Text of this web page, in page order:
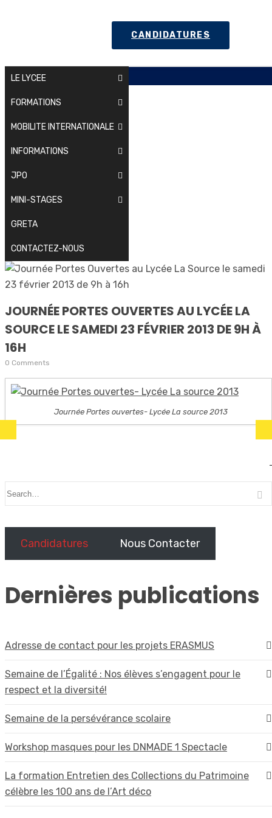
CANDIDATURES
LE LYCEE
FORMATIONS
MOBILITE INTERNATIONALE
INFORMATIONS
JPO
MINI-STAGES
GRETA
CONTACTEZ-NOUS
JOURNÉE PORTES OUVERTES AU LYCÉE LA
SOURCE LE SAMEDI 23 FÉVRIER 2013 DE 9H À
16H
0 Comments
Journée Portes ouvertes- Lycée La source 2013
Candidatures Nous Contacter
Dernières publications
Adresse de contact pour les projets ERASMUS
Semaine de l’Égalité : Nos élèves s’engagent pour le
respect et la diversité!
Semaine de la persévérance scolaire
Workshop masques pour les DNMADE 1 Spectacle
La formation Entretien des Collections du Patrimoine
célèbre les 100 ans de l’Art déco